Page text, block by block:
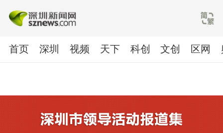
首页 深圳 视频 天下 科创 文创 区网